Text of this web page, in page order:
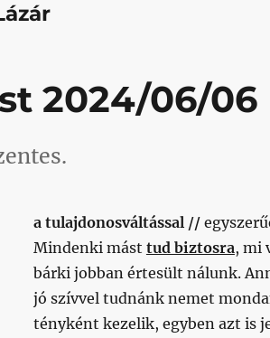
2024/06/06
a tulajdonosváltással //
Mindenki mást tud biztosra, mi
bárki jobban értesült nálunk.
jó szívvel tudnánk nemet
tényként kezelik, egyben azt is